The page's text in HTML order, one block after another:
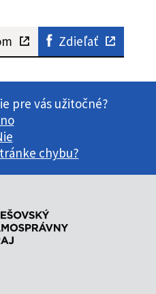
Zdieľať
pre vás užitočné?
chybu?